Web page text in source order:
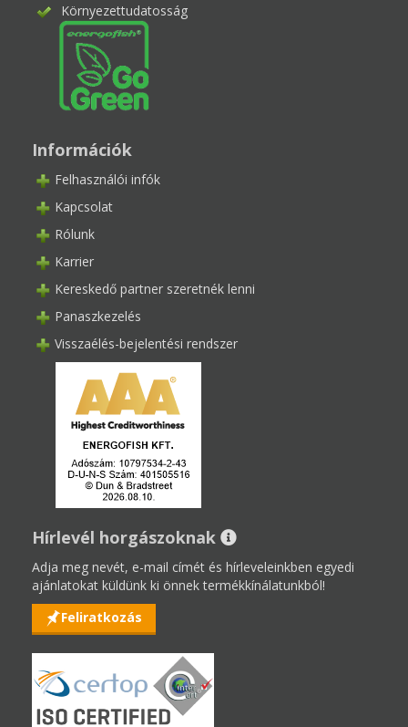
Környezettudatosság
Információk
Felhasználói infók
Kapcsolat
Rólunk
Karrier
Kereskedő partner szeretnék lenni
Panaszkezelés
Visszaélés-bejelentési rendszer
Hírlevél horgászoknak
Adja meg nevét, e-mail címét és hírleveleinkben egyedi
ajánlatokat küldünk ki önnek termékkínálatunkból!
Feliratkozás